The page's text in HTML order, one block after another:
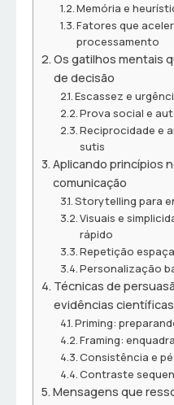
Memória e
Fatores que
processamento
Os gatilhos mentais
de decisão
Escassez e
Prova social e
Reciprocidade e
sutis
Aplicando princípios
comunicação
Storytelling para
Visuais e
rápido
Repetição
Personalização
Técnicas de
evidências científicas
Priming:
Framing:
Consistência e
Contraste
Mensagens que